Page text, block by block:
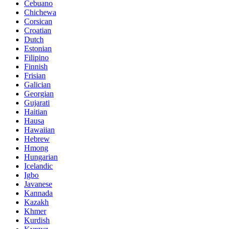
Cebuano
Chichewa
Corsican
Croatian
Dutch
Estonian
Filipino
Finnish
Frisian
Galician
Georgian
Gujarati
Haitian
Hausa
Hawaiian
Hebrew
Hmong
Hungarian
Icelandic
Igbo
Javanese
Kannada
Kazakh
Khmer
Kurdish